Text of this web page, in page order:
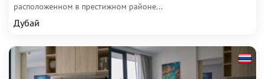
расположенном в престижном районе...
Дубай